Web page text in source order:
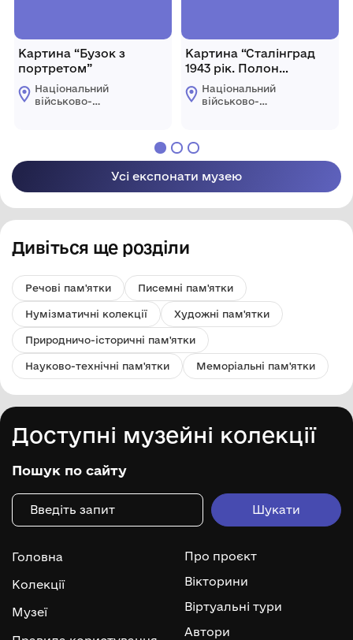
Картина “Бузок з
портретом”
Національний
військово-
Картина “Сталінград
1943 рік. Полон
фельдмаршала
Паулюса”
Національний
військово-
Усі експонати музею
Дивіться ще розділи
Речові пам'ятки Писемні пам'ятки
Нумізматичні колекції Художні пам'ятки
Природничо-історичні пам'ятки
Науково-технічні пам'ятки Меморіальні пам'ятки
Доступні музейні колекції
Пошук по сайту
Головна
Колекції
Музеї
Про проєкт
Вікторини
Віртуальні тури
Автори